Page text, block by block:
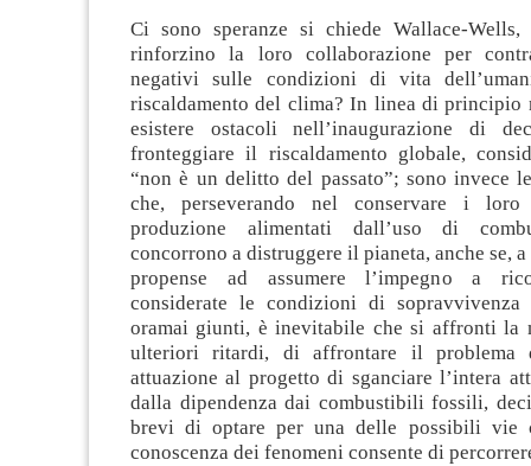
Ci sono speranze si chiede Wallace-
rinforzino la loro collaborazione per
negativi sulle condizioni di vita
riscaldamento del clima? In linea di principio
esistere ostacoli nell’inaugurazione di
fronteggiare il riscaldamento globale,
“non è un delitto del passato”; sono invece
che, perseverando nel conservare i
produzione alimentati dall’uso di
concorrono a distruggere il pianeta, anche se, a
propense ad assumere l’impegno a
considerate le condizioni di
oramai giunti, è inevitabile che si affronti la
ulteriori ritardi, di affrontare il problema
attuazione al progetto di sganciare l’intera
dalla dipendenza dai combustibili fossili,
brevi di optare per una delle possibili vie
conoscenza dei fenomeni consente di